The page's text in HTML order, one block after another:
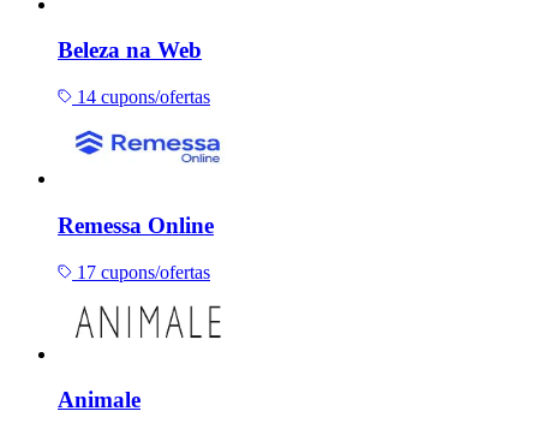
Beleza na Web
14 cupons/ofertas
Remessa Online
17 cupons/ofertas
Animale